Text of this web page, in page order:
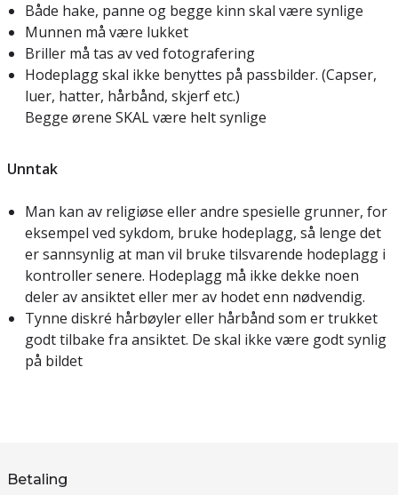
Både hake, panne og begge kinn skal være synlige
Munnen må være lukket
Briller må tas av ved fotografering
Hodeplagg skal ikke benyttes på passbilder. (Capser,
luer, hatter, hårbånd, skjerf etc.)
Begge ørene SKAL være helt synlige
Unntak
Man kan av religiøse eller andre spesielle grunner, for
eksempel ved sykdom, bruke hodeplagg, så lenge det
er sannsynlig at man vil bruke tilsvarende hodeplagg i
kontroller senere. Hodeplagg må ikke dekke noen
deler av ansiktet eller mer av hodet enn nødvendig.
Tynne diskré hårbøyler eller hårbånd som er trukket
godt tilbake fra ansiktet. De skal ikke være godt synlig
på bildet
Betaling